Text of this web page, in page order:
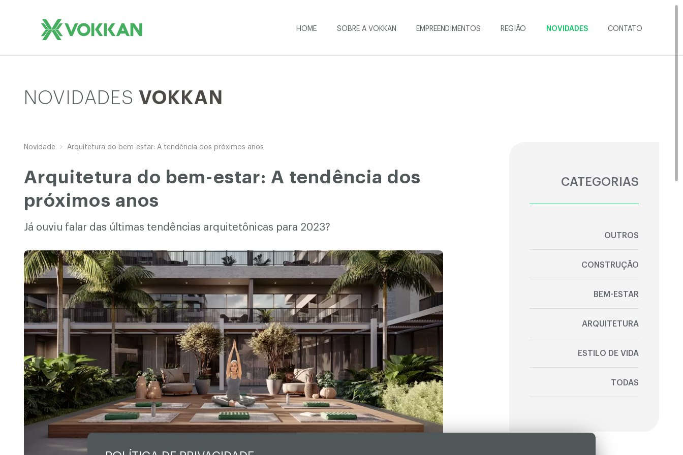
HOME SOBRE A VOKKAN EMPREENDIMENTOS REGIÃO NOVIDADES CONTATO
NOVIDADES VOKKAN
Novidade Arquitetura do bem-estar: A tendência dos próximos anos
Arquitetura do bem-estar: A tendência dos
próximos anos
Já ouviu falar das últimas tendências arquitetônicas para 2023?
CATEGORIAS
OUTROS
CONSTRUÇÃO
BEM-ESTAR
ARQUITETURA
ESTILO DE VIDA
TODAS